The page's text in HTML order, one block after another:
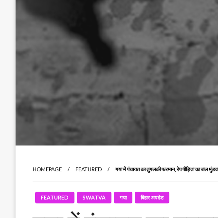
HOMEPAGE FEATURED गया में पंचायत का तुगलकी फरमान, रेप पीड़िता का बाल
FEATURED SWATVA गया बिहार अपडेट